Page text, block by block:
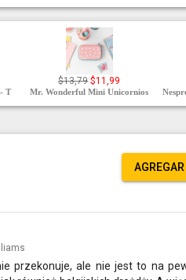
T
$13,79 $11,99
Mr. Wonderful Mini Unicornios
przekonuje, ale nie jest to na